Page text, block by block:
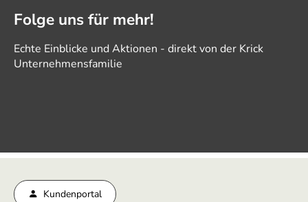
Folge uns für mehr!
Echte Einblicke und Aktionen - direkt von der Krick
Unternehmensfamilie
Kundenportal